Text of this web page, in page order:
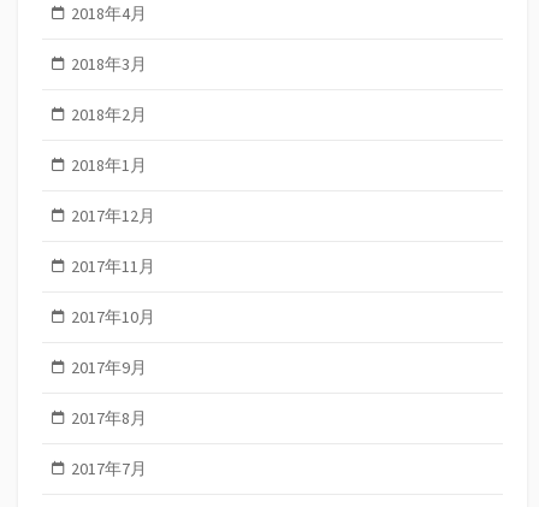
2018年4月
2018年3月
2018年2月
2018年1月
2017年12月
2017年11月
2017年10月
2017年9月
2017年8月
2017年7月